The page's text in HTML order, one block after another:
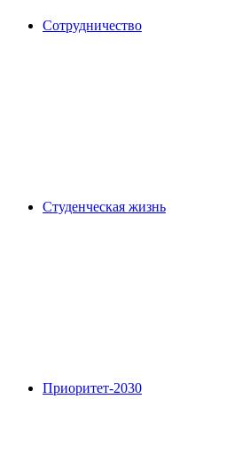
Сотрудничество
Студенческая жизнь
Приоритет-2030